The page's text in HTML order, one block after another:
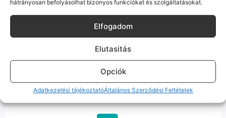
hátrányosan befolyásolhat bizonyos funkciókat és szolgáltatásokat.
Elfogadom
Elutasitás
Opciók
Adatkezelési tájékoztatóÁltalános Szerződési Feltételek
Korrekt Ügyintézés
Hibázni emberi dolog, de a felelősségvállalás nálunk alap.
hanem megoldást. Szakértő kollégáink azonnal kézbe
veszik az ügyedet.